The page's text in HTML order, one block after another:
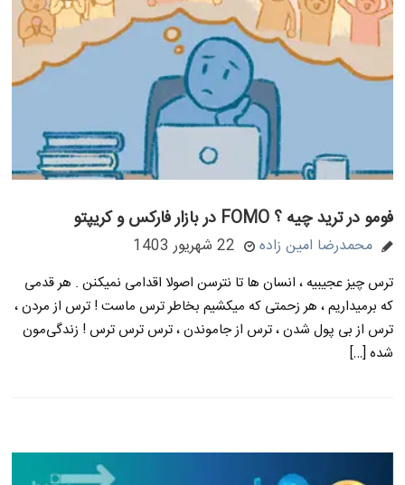
فومو در ترید چیه ؟ FOMO در بازار فارکس و کریپتو
محمدرضا امین زاده 22 شهریور 1403
ترس چیز عجیبیه ، انسان ها تا نترسن اصولا اقدامی نمیکنن . هر قدمی
که برمیداریم ، هر زحمتی که میکشیم بخاطر ترس ماست ! ترس از مردن ،
ترس از بی پول شدن ، ترس از جاموندن ، ترس ترس ترس ! زندگی‌مون
شده […]